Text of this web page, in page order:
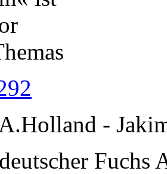
-
Fuchs